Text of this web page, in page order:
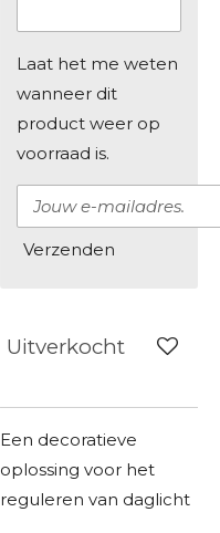
Laat het me weten
wanneer dit
product weer op
voorraad is.
Verzenden
Uitverkocht
Een decoratieve
oplossing voor het
reguleren van daglicht